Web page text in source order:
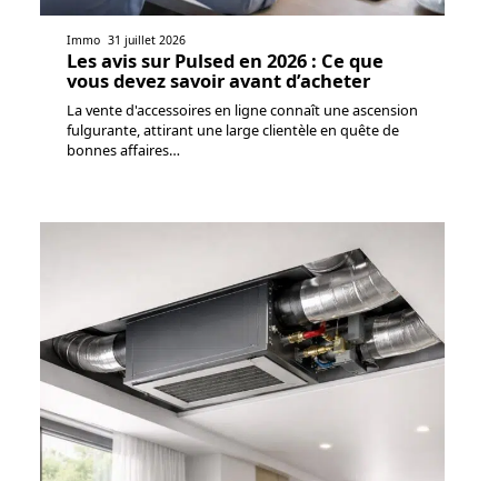
Immo 31 juillet 2026
Les avis sur Pulsed en 2026 : Ce que
vous devez savoir avant d’acheter
La vente d'accessoires en ligne connaît une ascension
fulgurante, attirant une large clientèle en quête de
bonnes affaires…